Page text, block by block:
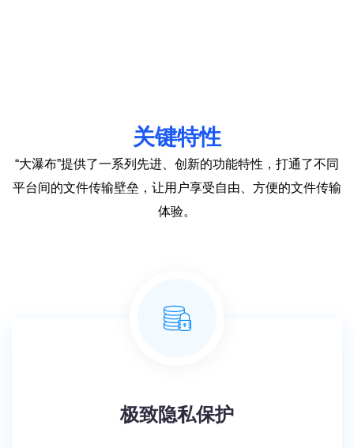
关键特性
“大瀑布”提供了一系列先进、创新的功能特性，打通了不同
平台间的文件传输壁垒，让用户享受自由、方便的文件传输
体验。
极致隐私保护